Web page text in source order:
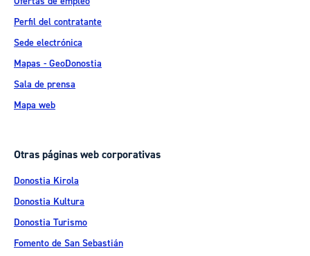
Perfil del contratante
Sede electrónica
Mapas - GeoDonostia
Sala de prensa
Mapa web
Otras páginas web corporativas
Donostia Kirola
Donostia Kultura
Donostia Turismo
Fomento de San Sebastián